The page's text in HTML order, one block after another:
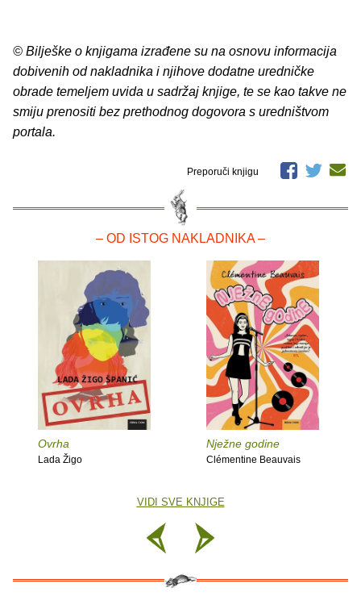
© Bilješke o knjigama izrađene su na osnovu informacija
dobivenih od nakladnika i njihove dodatne uredničke
obrade temeljem uvida u sadržaj knjige, te se kao takve ne
smiju prenositi bez prethodnog dogovora s uredništvom
portala.
Preporuči knjigu
– OD ISTOG NAKLADNIKA –
Ovrha
Lada Žigo
Nježne godine
Clémentine Beauvais
VIDI SVE KNJIGE